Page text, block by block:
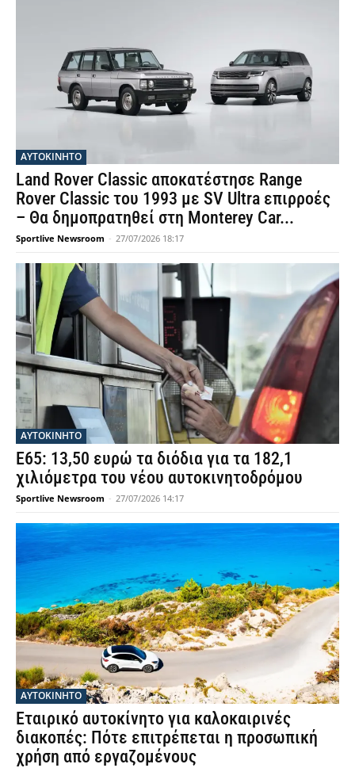
ΑΥΤΟΚΙΝΗΤΟ
Land Rover Classic αποκατέστησε Range
Rover Classic του 1993 με SV Ultra επιρροές
– Θα δημοπρατηθεί στη Monterey Car...
Sportlive Newsroom - 27/07/2026 18:17
ΑΥΤΟΚΙΝΗΤΟ
Ε65: 13,50 ευρώ τα διόδια για τα 182,1
χιλιόμετρα του νέου αυτοκινητοδρόμου
Sportlive Newsroom - 27/07/2026 14:17
ΑΥΤΟΚΙΝΗΤΟ
Εταιρικό αυτοκίνητο για καλοκαιρινές
διακοπές: Πότε επιτρέπεται η προσωπική
χρήση από εργαζομένους